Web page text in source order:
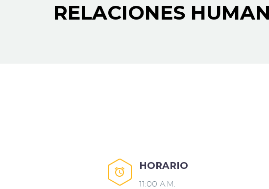
RELACIONES


HORARIO
11:00 A.M.